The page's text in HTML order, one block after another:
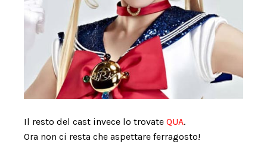
Il resto del cast invece lo trovate QUA.
Ora non ci resta che aspettare ferragosto!